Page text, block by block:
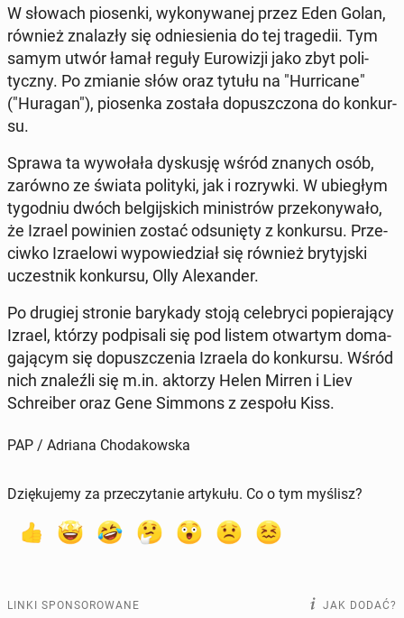
W słowach pio­sen­ki, wy­ko­ny­wa­nej przez Eden Golan,
również zna­la­zły się od­nie­sie­nia do tej tra­ge­dii. Tym
samym utwór łamał reguły Eu­ro­wi­zji jako zbyt po­li­
tycz­ny. Po zmianie słów oraz tytułu na "Hur­ri­ca­ne"
("Huragan"), pio­sen­ka została do­pusz­czo­na do kon­kur­
su.
Sprawa ta wy­wo­ła­ła dys­ku­sję wśród znanych osób,
zarówno ze świata po­li­ty­ki, jak i roz­ryw­ki. W ubie­głym
ty­go­dniu dwóch bel­gij­skich mi­ni­strów prze­ko­ny­wa­ło,
że Izrael po­wi­nien zostać od­su­nię­ty z kon­kur­su. Prze­
ciw­ko Izra­elo­wi wy­po­wie­dział się również bry­tyj­ski
uczest­nik kon­kur­su, Olly Ale­xan­der.
Po drugiej stronie ba­ry­ka­dy stoją ce­le­bry­ci po­pie­ra­ją­cy
Izrael, którzy pod­pi­sa­li się pod listem otwar­tym do­ma­
ga­ją­cym się do­pusz­cze­nia Izraela do kon­kur­su. Wśród
nich zna­leź­li się m.in. aktorzy Helen Mirren i Liev
Schre­iber oraz Gene Simmons z zespołu Kiss.
PAP / Adriana Chodakowska
Dziękujemy za przeczytanie artykułu. Co o tym myślisz?
LINKI SPONSOROWANE JAK DODAĆ?